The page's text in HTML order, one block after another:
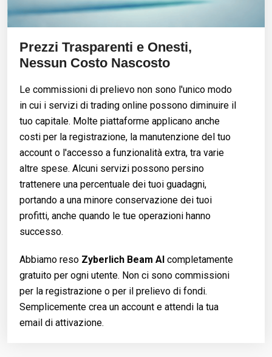
Prezzi Trasparenti e Onesti,
Nessun Costo Nascosto
Le commissioni di prelievo non sono l'unico modo
in cui i servizi di trading online possono diminuire il
tuo capitale. Molte piattaforme applicano anche
costi per la registrazione, la manutenzione del tuo
account o l'accesso a funzionalità extra, tra varie
altre spese. Alcuni servizi possono persino
trattenere una percentuale dei tuoi guadagni,
portando a una minore conservazione dei tuoi
profitti, anche quando le tue operazioni hanno
successo.
Abbiamo reso Zyberlich Beam AI completamente
gratuito per ogni utente. Non ci sono commissioni
per la registrazione o per il prelievo di fondi.
Semplicemente crea un account e attendi la tua
email di attivazione.